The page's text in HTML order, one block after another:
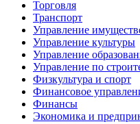
Торговля
Транспорт
Управление
Управление культуры
Управление
Управление по
Физкультура и спорт
Финансовое
Финансы
Экономика и